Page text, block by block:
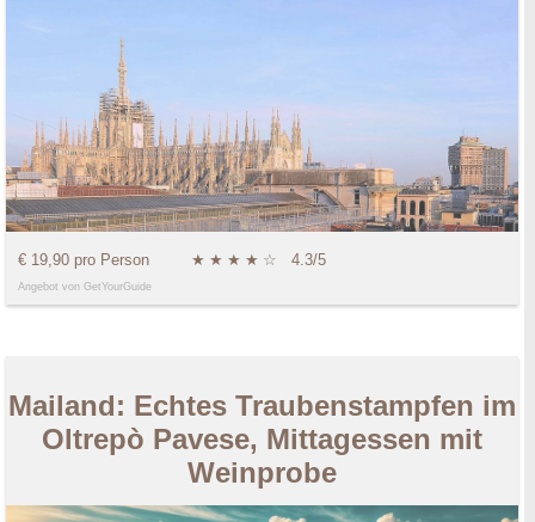
€ 19,90 pro Person ★ ★ ★ ★ ☆ 4.3/5
Angebot von GetYourGuide
Mailand: Echtes Traubenstampfen im
Oltrepò Pavese, Mittagessen mit
Weinprobe